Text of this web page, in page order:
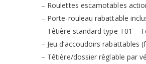
– Roulettes escamotables
– Porte-rouleau rabattable
– Têtière standard type T01 –
– Jeu d’accoudoirs rabattables
– Têtière/dossier réglable par